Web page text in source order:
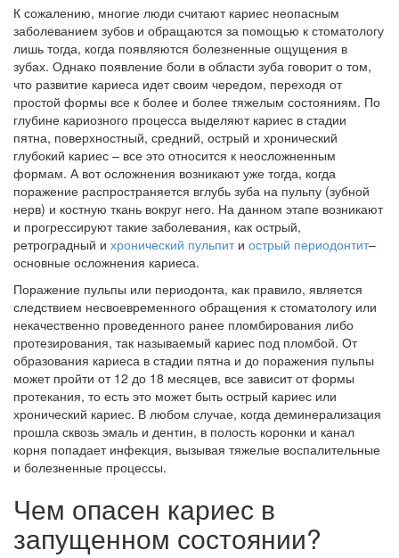
К сожалению, многие люди считают кариес неопасным
заболеванием зубов и обращаются за помощью к стоматологу
лишь тогда, когда появляются болезненные ощущения в
зубах. Однако появление боли в области зуба говорит о том,
что развитие кариеса идет своим чередом, переходя от
простой формы все к более и более тяжелым состояниям. По
глубине кариозного процесса выделяют кариес в стадии
пятна, поверхностный, средний, острый и хронический
глубокий кариес – все это относится к неосложненным
формам. А вот осложнения возникают уже тогда, когда
поражение распространяется вглубь зуба на пульпу (зубной
нерв) и костную ткань вокруг него. На данном этапе возникают
и прогрессируют такие заболевания, как острый,
ретроградный и хронический пульпити острый периодонтит–
основные осложнения кариеса.
Поражение пульпы или периодонта, как правило, является
следствием несвоевременного обращения к стоматологу или
некачественно проведенного ранее пломбирования либо
протезирования, так называемый кариес под пломбой. От
образования кариеса в стадии пятна и до поражения пульпы
может пройти от 12 до 18 месяцев, все зависит от формы
протекания, то есть это может быть острый кариес или
хронический кариес. В любом случае, когда деминерализация
прошла сквозь эмаль и дентин, в полость коронки и канал
корня попадает инфекция, вызывая тяжелые воспалительные
и болезненные процессы.
Чем опасен кариес в
запущенном состоянии?